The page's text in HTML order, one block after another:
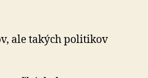
ale takých politikov